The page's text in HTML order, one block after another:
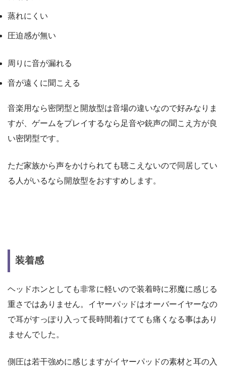
蒸れにくい
圧迫感が無い
周りに音が漏れる
音が遠くに聞こえる
音楽用なら密閉型と開放型は音場の違いなので好みなりま
すが、ゲームをプレイするなら足音や銃声の聞こえ方が良
い密閉型です。
ただ家族から声をかけられても聴こえないので同居してい
る人がいるなら開放型をおすすめします。
装着感
ヘッドホンとしても非常に軽いので装着時に邪魔に感じる
重さではありません。イヤーパッドはオーバーイヤーなの
で耳がすっぽり入って長時間着けてても痛くなる事はあり
ませんでした。
側圧は若干強めに感じますがイヤーパッドの素材と耳の入